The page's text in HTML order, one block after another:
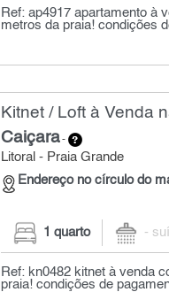
Ref: ap4917 apartamento à
metros da praia! condições
Kitnet / Loft à Venda
Caiçara-
Litoral - Praia Grande
Endereço no círculo do
1 quarto -
Ref: kn0482 kitnet à venda
praia! condições de